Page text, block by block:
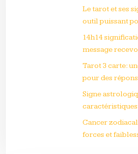
Le tarot et ses
outil puissant
14h14
message
Tarot 3 carte:
pour des
Signe
Cancer
forces et